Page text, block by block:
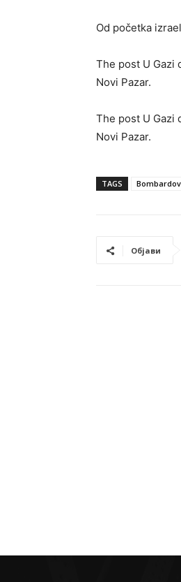
Od početka
The post U Gazi
Novi Pazar.
The post U Gazi
Novi Pazar.
TAGS
Објави